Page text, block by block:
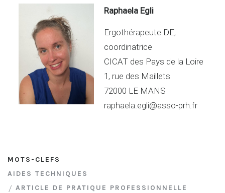
Raphaela Egli
Ergothérapeute DE,
coordinatrice
CICAT des Pays de la Loire
1, rue des Maillets
72000 LE MANS
raphaela.egli@asso-prh.fr
MOTS-CLEFS
AIDES TECHNIQUES
ARTICLE DE PRATIQUE PROFESSIONNELLE